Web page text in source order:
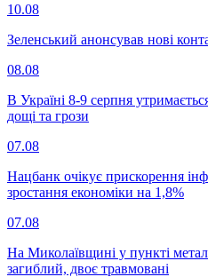
10.08
Зеленський анонсував нові
08.08
В Україні 8-9 серпня
дощі та грози
07.08
Нацбанк очікує прискорення
зростання економіки на 1,8%
07.08
На Миколаївщині у пункті
загиблий, двоє травмовані